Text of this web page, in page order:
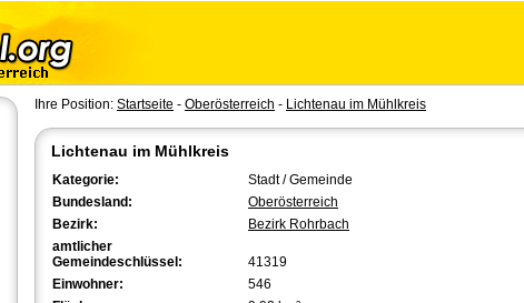
Ihre Position: Startseite - Oberösterreich - Lichtenau im Mühlkreis
Lichtenau im Mühlkreis
Kategorie:
Stadt / Gemeinde
Bundesland:
Oberösterreich
Bezirk:
Bezirk Rohrbach
amtlicher
Gemeindeschlüssel:
41319
Einwohner:
546